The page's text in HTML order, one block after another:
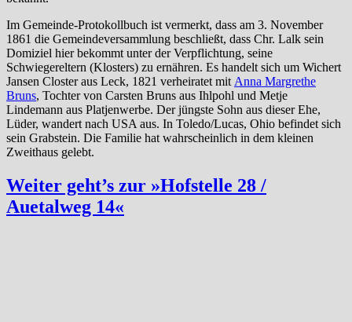
Im Gemeinde-Protokollbuch ist vermerkt, dass am 3. November
1861 die Gemeindeversammlung beschließt, dass Chr. Lalk sein
Domiziel hier bekommt unter der Verpflichtung, seine
Schwiegereltern (Klosters) zu ernähren. Es handelt sich um Wichert
Jansen Closter aus Leck, 1821 verheiratet mit Anna Margrethe
Bruns, Tochter von Carsten Bruns aus Ihlpohl und Metje
Lindemann aus Platjenwerbe. Der jüngste Sohn aus dieser Ehe,
Lüder, wandert nach USA aus. In Toledo/Lucas, Ohio befindet sich
sein Grabstein. Die Familie hat wahrscheinlich in dem kleinen
Zweithaus gelebt.
Weiter geht’s zur »Hofstelle 28 /
Auetalweg 14«